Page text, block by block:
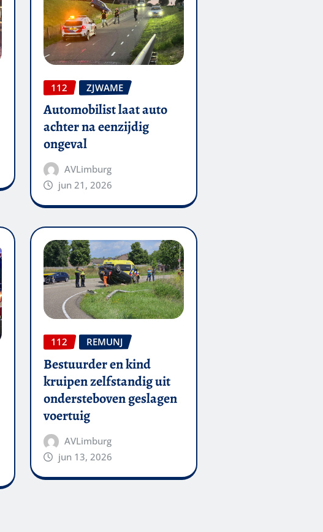
112 ZJWAME
Automobilist laat auto
achter na eenzijdig
ongeval
AVLimburg
jun 21, 2026
112 REMUNJ
Bestuurder en kind
kruipen zelfstandig uit
ondersteboven geslagen
voertuig
AVLimburg
jun 13, 2026